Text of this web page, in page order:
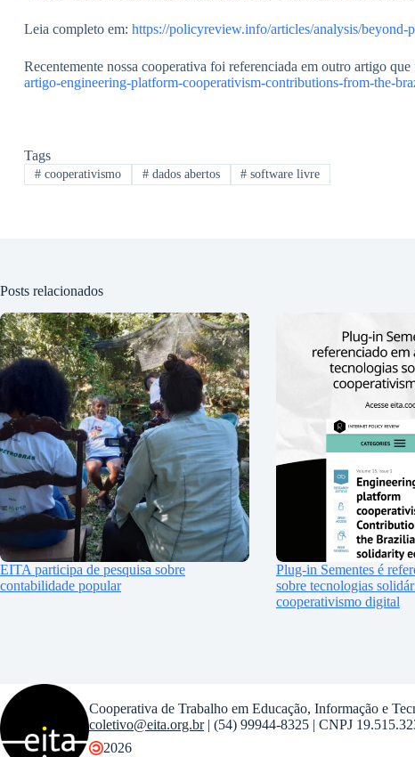
Leia completo em: https://policyreview.info/articles/analysis/
Recentemente nossa cooperativa foi referenciada em outro artigo
artigo-engineering-platform-cooperativism-contributions-from-the-
Tags
#cooperativismo #dados abertos # software livre
Posts relacionados
EITA participa de pesquisa sobre
contabilidade popular
Plug-in Sementes é
sobre tecnologias
cooperativismo digital
Cooperativa de Trabalho em Educação, Informação e
coletivo@eita.org.br| (54) 99944-8325 | CNPJ
2026